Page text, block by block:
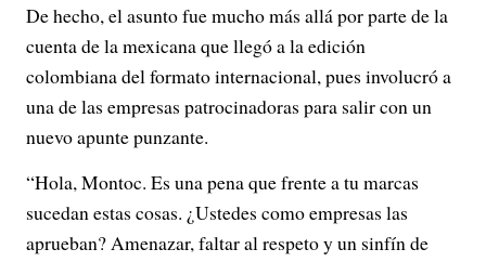
De hecho, el asunto fue mucho más allá por parte de la
cuenta de la mexicana que llegó a la edición
colombiana del formato internacional, pues involucró a
una de las empresas patrocinadoras para salir con un
nuevo apunte punzante.
“Hola, Montoc. Es una pena que frente a tu marcas
sucedan estas cosas. ¿Ustedes como empresas las
aprueban? Amenazar, faltar al respeto y un sinfín de